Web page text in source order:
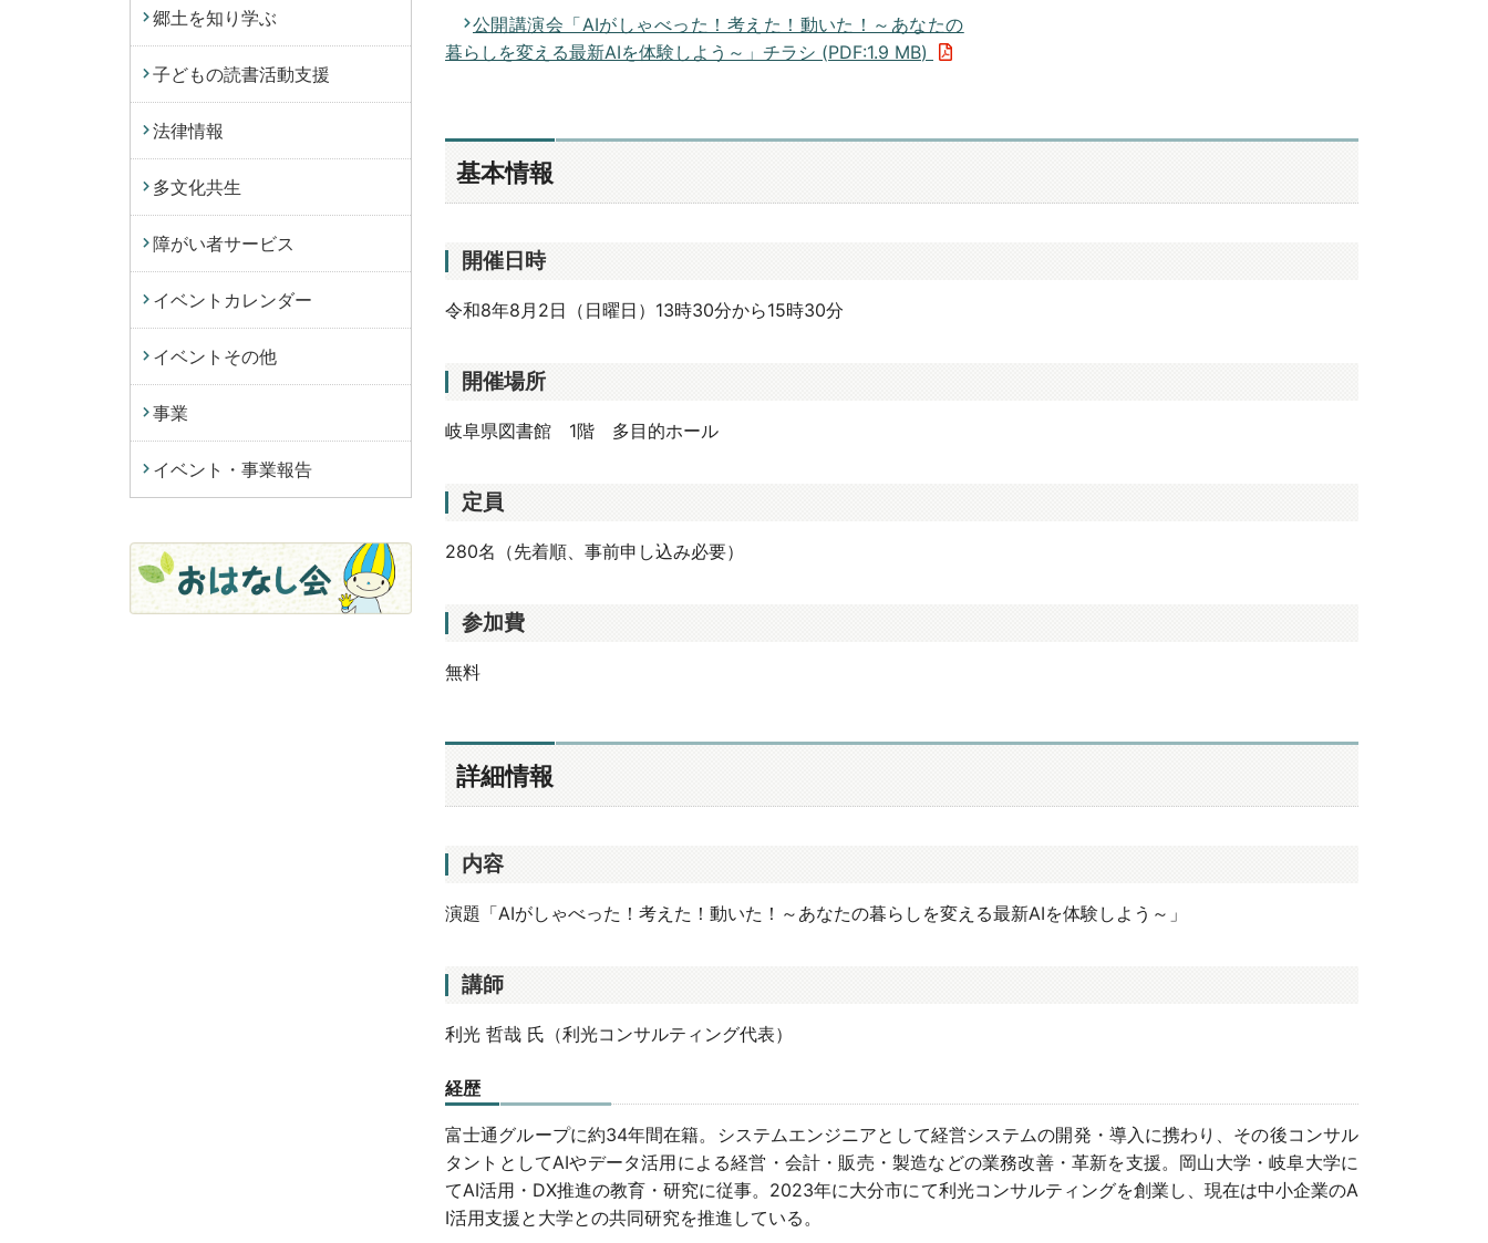
公開講演会「AIがしゃべった！考えた！動いた！～あなたの
暮らしを変える最新AIを体験しよう～」チラシ (PDF:1.9 MB)
基本情報
開催日時
令和8年8月2日（日曜日）13時30分から15時30分
開催場所
岐阜県図書館 1階 多目的ホール
定員
280名（先着順、事前申し込み必要）
参加費
無料
詳細情報
内容
演題「AIがしゃべった！考えた！動いた！～あなたの暮らしを変える最新AIを体験しよう～」
講師
利光 哲哉 氏（利光コンサルティング代表）
経歴
富士通グループに約34年間在籍。システムエンジニアとして経営システムの開発・導入に携わり、その後コンサル
タントとしてAIやデータ活用による経営・会計・販売・製造などの業務改善・革新を支援。岡山大学・岐阜大学に
てAI活用・DX推進の教育・研究に従事。2023年に大分市にて利光コンサルティングを創業し、現在は中小企業のA
I活用支援と大学との共同研究を推進している。
郷土を知り学ぶ
子どもの読書活動支援
法律情報
多文化共生
障がい者サービス
イベントカレンダー
イベントその他
事業
イベント・事業報告